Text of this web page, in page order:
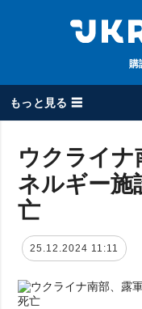
購
もっと見る ☰
全てのトピック
政治
経済・復興
ウクライ
ネルギー施
亡
25.12.2024 11:11